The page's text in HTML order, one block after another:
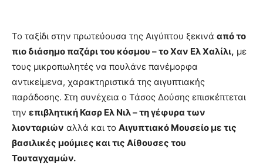
Το ταξίδι στην πρωτεύουσα της Αιγύπτου ξεκινά από το
πιο διάσημο παζάρι του κόσμου – το Χαν Ελ Χαλίλι, με
τους μικροπωλητές να πουλάνε πανέμορφα
αντικείμενα, χαρακτηριστικά της αιγυπτιακής
παράδοσης. Στη συνέχεια ο Τάσος Δούσης επισκέπτεται
την επιβλητική Κασρ Ελ Νιλ – τη γέφυρα των
λιονταριών αλλά και το Αιγυπτιακό Μουσείο με τις
βασιλικές μούμιες και τις Αίθουσες του
Τουταγχαμών.